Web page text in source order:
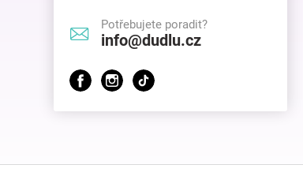
Potřebujete poradit?
info@dudlu.cz